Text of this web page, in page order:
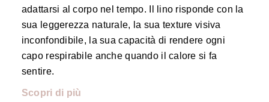
adattarsi al corpo nel tempo. Il lino risponde con la
sua leggerezza naturale, la sua texture visiva
inconfondibile, la sua capacità di rendere ogni
capo respirabile anche quando il calore si fa
sentire.
Scopri di più